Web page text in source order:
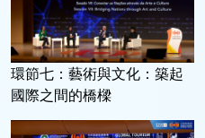
環節七：藝術與文化：築起
國際之間的橋樑